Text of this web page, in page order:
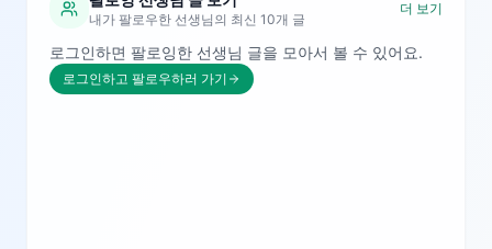
내가 팔로우한 선생님의 최신 10개 글
더 보기
로그인하면 팔로잉한 선생님 글을 모아서 볼 수 있어요.
로그인하고 팔로우하러 가기